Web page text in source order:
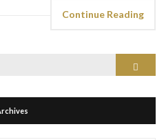
Continue Reading